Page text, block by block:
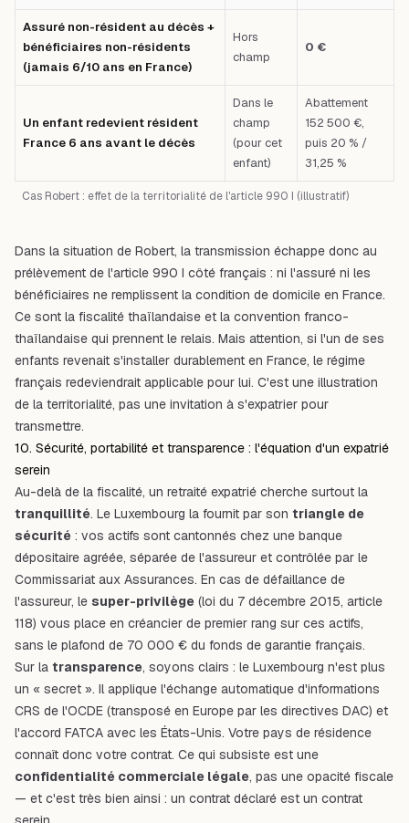
Cas Robert : effet de la territorialité de l'article 990 I (illustratif)
Assuré non-résident au décès +
bénéficiaires non-résidents
(jamais 6/10 ans en France)
Hors
champ
0 €
Un enfant redevient résident
France 6 ans avant le décès
Dans le
champ
(pour cet
enfant)
Abattement
152 500 €,
puis 20 % /
31,25 %
Dans la situation de Robert, la transmission échappe donc au
prélèvement de l'article 990 I côté français : ni l'assuré ni les
bénéficiaires ne remplissent la condition de domicile en France.
Ce sont la fiscalité thaïlandaise et la convention franco-
thaïlandaise qui prennent le relais. Mais attention, si l'un de ses
enfants revenait s'installer durablement en France, le régime
français redeviendrait applicable pour lui. C'est une illustration
de la territorialité, pas une invitation à s'expatrier pour
transmettre.
10. Sécurité, portabilité et transparence : l'équation d'un expatrié
serein
Au-delà de la fiscalité, un retraité expatrié cherche surtout la
tranquillité. Le Luxembourg la fournit par son triangle de
sécurité : vos actifs sont cantonnés chez une banque
dépositaire agréée, séparée de l'assureur et contrôlée par le
Commissariat aux Assurances. En cas de défaillance de
l'assureur, le super-privilège (loi du 7 décembre 2015, article
118) vous place en créancier de premier rang sur ces actifs,
sans le plafond de 70 000 € du fonds de garantie français.
Sur la transparence, soyons clairs : le Luxembourg n'est plus
un « secret ». Il applique l'échange automatique d'informations
CRS de l'OCDE (transposé en Europe par les directives DAC) et
l'accord FATCA avec les États-Unis. Votre pays de résidence
connaît donc votre contrat. Ce qui subsiste est une
confidentialité commerciale légale, pas une opacité fiscale
— et c'est très bien ainsi : un contrat déclaré est un contrat